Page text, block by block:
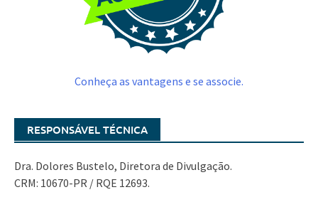
Conheça as vantagens e se associe.
RESPONSÁVEL TÉCNICA
Dra. Dolores Bustelo, Diretora de Divulgação.
CRM: 10670-PR / RQE 12693.